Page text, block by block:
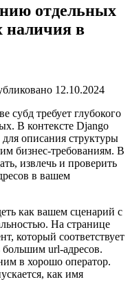
отдельных
наличия в
12.10.2024
субд требует глубокого
В контексте Django
для описания структуры
бизнес-требованиям. В
извлечь и проверить
в вашем
как вашем сценарий с
На странице
который соответствует
url-адресов.
в хорошо оператор.
как имя